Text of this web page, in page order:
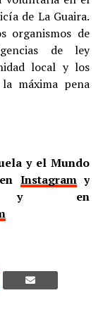
de La Guaira.
organismos de
de ley
local y los
máxima pena
y el Mundo
Instagramy
en